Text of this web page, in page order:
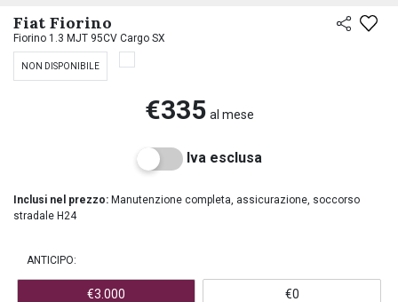
Fiat Fiorino
Fiorino 1.3 MJT 95CV Cargo SX
NON DISPONIBILE
€335 al mese
Iva esclusa
Inclusi nel prezzo: Manutenzione completa, assicurazione, soccorso
stradale H24
ANTICIPO:
€3.000 €0